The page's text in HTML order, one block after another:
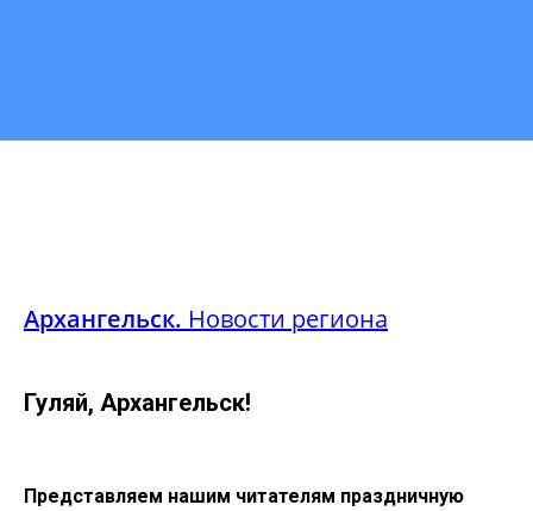
Архангельск. Новости региона
Гуляй, Архангельск!
Представляем нашим читателям праздничную